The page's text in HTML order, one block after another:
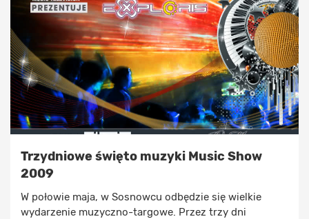
Trzydniowe święto muzyki Music Show
2009
W połowie maja, w Sosnowcu odbędzie się wielkie
wydarzenie muzyczno-targowe. Przez trzy dni